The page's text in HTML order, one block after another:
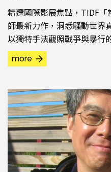
精選國際影展焦點，TIDF
師最新力作，洞悉騷動世界
以獨特手法觀照戰爭與暴行
聯畫》（Irradiated, 2020）
事佔領手冊》（The First 54
more